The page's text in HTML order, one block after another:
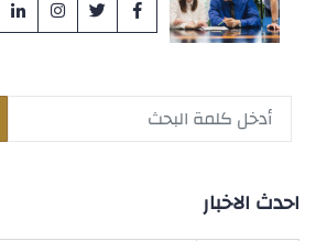
احدث الاخبار